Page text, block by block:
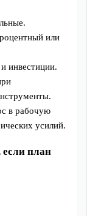
или
инвестиции.
в рабочую
усилий.
если план